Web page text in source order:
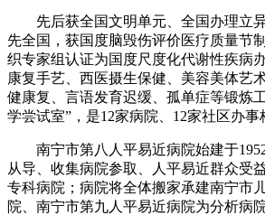
先后获全国文明单元、全国办理立异
先全国，获国度脑毁伤评价医疗质量节
织专家组认证为国度尺度化代谢性疾病
康复手艺、西医摄生保健、美容美体艺
健康复、言语发育迟缓、孤单症等锻炼
学尝试室”，是12家病院、12家社区办
南宁市第八人平易近病院始建于1952
从导、收集病院参取、人平易近群众受
专科病院；病院将全体搬家承建南宁市
院、南宁市第九人平易近病院为分析病院